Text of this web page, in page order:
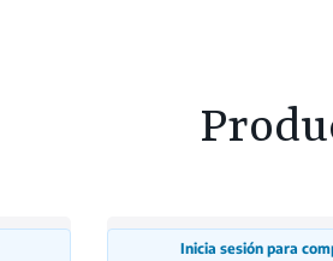
Inicia sesión para